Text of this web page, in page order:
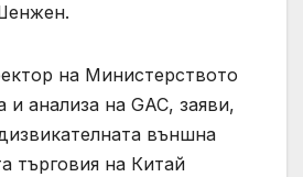
на Министерството
и анализа на GAC, заяви,
външна
търговия на Китай